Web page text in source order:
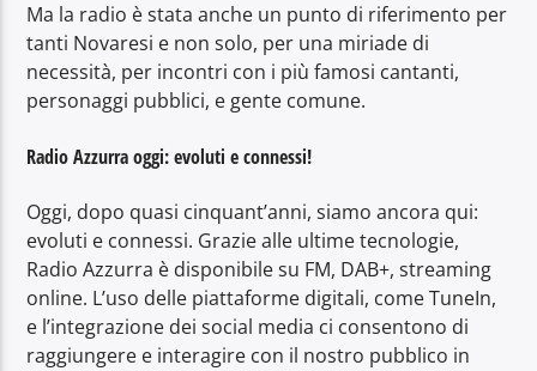
Ma la radio è stata anche un punto di riferimento per
tanti Novaresi e non solo, per una miriade di
necessità, per incontri con i più famosi cantanti,
personaggi pubblici, e gente comune.
Radio Azzurra oggi: evoluti e connessi!
Oggi, dopo quasi cinquant’anni, siamo ancora qui:
evoluti e connessi. Grazie alle ultime tecnologie,
Radio Azzurra è disponibile su FM, DAB+, streaming
online. L’uso delle piattaforme digitali, come TuneIn,
e l’integrazione dei social media ci consentono di
raggiungere e interagire con il nostro pubblico in